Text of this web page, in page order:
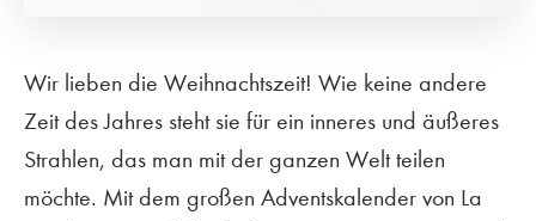
Wir lieben die Weihnachtszeit! Wie keine andere
Zeit des Jahres steht sie für ein inneres und äußeres
Strahlen, das man mit der ganzen Welt teilen
möchte. Mit dem großen Adventskalender von La